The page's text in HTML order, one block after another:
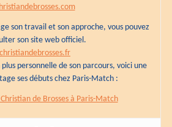
son travail et son approche, vous pouvez
son site web officiel.
christiandebrosses.fr
personnelle de son parcours, voici une
ses débuts chez Paris-Match :
de Brosses à Paris-Match